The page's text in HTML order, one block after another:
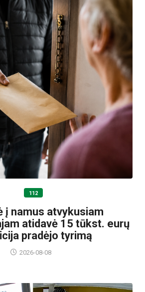
112
į namus atvykusiam
atidavė 15 tūkst. eurų
pradėjo tyrimą
2026-08-08